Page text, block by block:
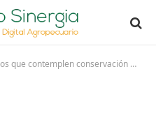
conservación y recuperación de suelos en Bolivia